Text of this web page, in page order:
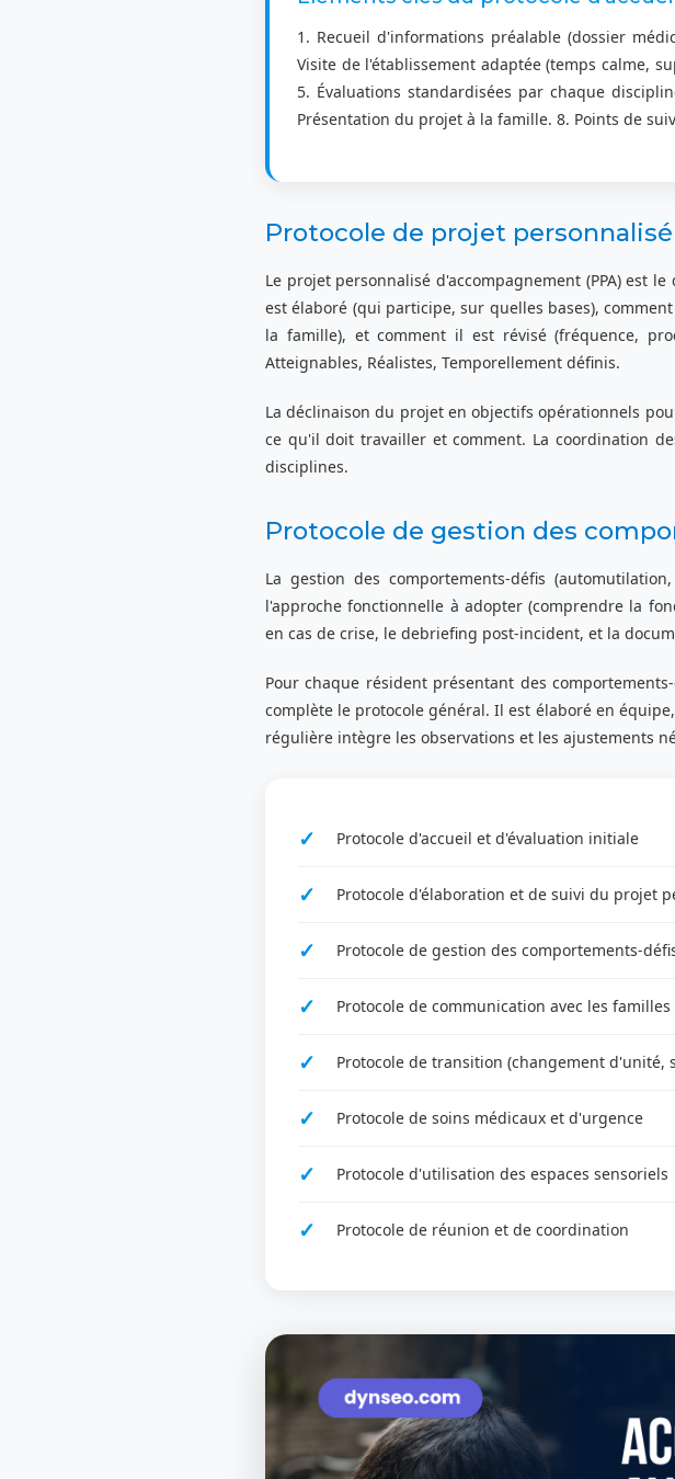
1. Recueil d'informations préalable (dossier
Visite de l'établissement adaptée (temps calme,
5. Évaluations standardisées par chaque
Présentation du projet à la famille. 8. Points de
Protocole de projet personnalisé
Le projet personnalisé d'accompagnement (PPA) est
est élaboré (qui participe, sur quelles bases),
la famille), et comment il est révisé (fréquence,
Atteignables, Réalistes, Temporellement définis.
La déclinaison du projet en objectifs opérationnels
ce qu'il doit travailler et comment. La coordination
disciplines.
Protocole de gestion des
La gestion des comportements-défis
l'approche fonctionnelle à adopter (comprendre la
en cas de crise, le debriefing post-incident, et la
Pour chaque résident présentant des
complète le protocole général. Il est élaboré en
régulière intègre les observations et les ajustements
Protocole d'accueil et d'évaluation initiale
Protocole d'élaboration et de suivi du projet
Protocole de gestion des comportements-
Protocole de communication avec les familles
Protocole de transition (changement d'unité,
Protocole de soins médicaux et d'urgence
Protocole d'utilisation des espaces sensoriels
Protocole de réunion et de coordination